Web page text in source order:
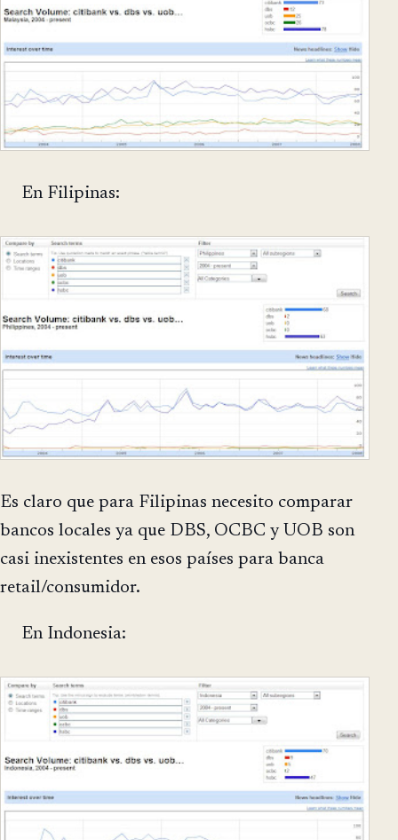
En Filipinas:
Es claro que para Filipinas necesito comparar
bancos locales ya que DBS, OCBC y UOB son
casi inexistentes en esos países para banca
retail/consumidor.
En Indonesia: